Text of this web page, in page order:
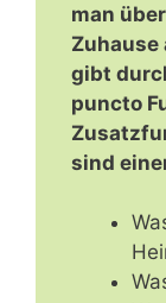
man
Zuhause
gibt
puncto
sind